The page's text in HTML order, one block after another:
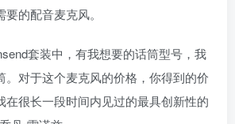
的配音麦克风。
套装中，有我想要的话筒型号，我
。对于这个麦克风的价格，你得到的价
在很长一段时间内见过的最具创新性的